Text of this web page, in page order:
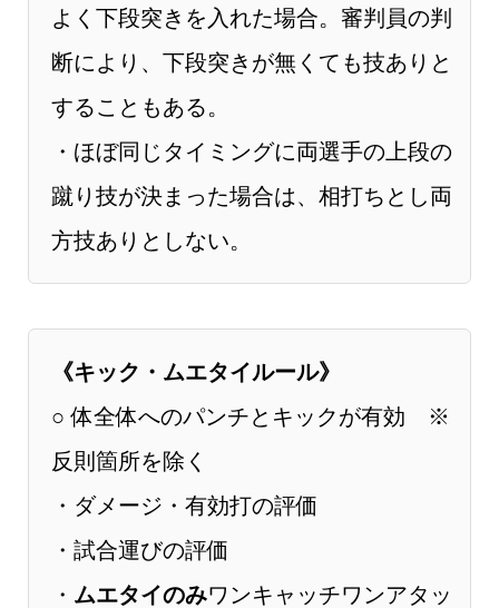
よく下段突きを入れた場合。審判員の判
断により、下段突きが無くても技ありと
することもある。
・ほぼ同じタイミングに両選手の上段の
蹴り技が決まった場合は、相打ちとし両
方技ありとしない。
《キック・ムエタイルール》
○ 体全体へのパンチとキックが有効 ※
反則箇所を除く
・ダメージ・有効打の評価
・試合運びの評価
・ ムエタイのみワンキャッチワンアタッ